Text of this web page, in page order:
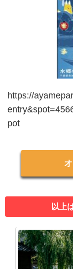
https://
pot
以上